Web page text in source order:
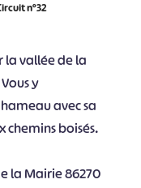
n°32
la vallée de la
y
avec sa
boisés.
la Mairie 86270